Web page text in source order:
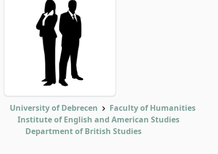
University of Debrecen
Faculty of Humanities
Institute of English and American Studies
Department of British Studies